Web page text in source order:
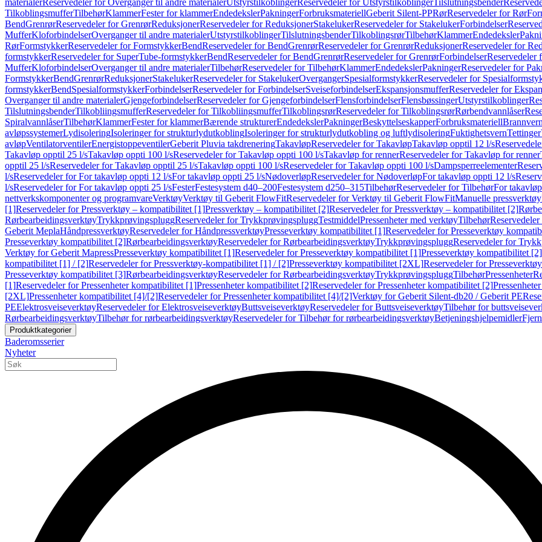
materialerReservedeler for Overganger til andre materialerUtstyrstilkoblingerReservedeler for UtstyrstilkoblingerTilslutningsbender
TilkoblingsmufferTilbehørKlammerFester for klammerEndedekslerPakningerForbruksmateriellGeberit Silent-PPRørReservedeler for Rør
BendGrenrørReservedeler for GrenrørReduksjonerReservedeler for ReduksjonerStakelukerReservedeler for StakelukerForbindelser
MufferKloforbindelserOverganger til andre materialerUtstyrstilkoblingerTilslutningsbenderTilkoblingsrørTilbehørKlammerEndedeksler
RørFormstykkerReservedeler for FormstykkerBendReservedeler for BendGrenrørReservedeler for GrenrørReduksjonerReservedeler for
formstykkerReservedeler for SuperTube-formstykkerBendReservedeler for BendGrenrørReservedeler for GrenrørForbindelserReservedeler
MufferKloforbindelserOverganger til andre materialerTilbehørReservedeler for TilbehørKlammerEndedekslerPakningerReservedeler for
FormstykkerBendGrenrørReduksjonerStakelukerReservedeler for StakelukerOvergangerSpesialformstykkerReservedeler for
formstykkerBendSpesialformstykkerForbindelserReservedeler for ForbindelserSveiseforbindelserEkspansjonsmufferReservedeler for
Overganger til andre materialerGjengeforbindelserReservedeler for GjengeforbindelserFlensforbindelserFlensbøssingerUtstyrstilkoblinger
TilslutningsbenderTilkobliingsmufferReservedeler for TilkobliingsmufferTilkoblingsrørReservedeler for TilkoblingsrørRørbendvannlåser
SpiralvannlåserTilbehørKlammerFester for klammerBærende strukturerEndedekslerPakningerBeskyttelseskapperForbruksmateriell
avløpssystemerLydisoleringIsoleringer for strukturlydutkoblingIsoleringer for strukturlydutkobling og luftlydisoleringFuktighetsvernTettinger
avløpVentilatorventilerEnergistoppeventilerGeberit Pluvia takdreneringTakavløpReservedeler for TakavløpTakavløp opptil 12 l/s
Takavløp opptil 25 l/sTakavløp oppti 100 l/sReservedeler for Takavløp oppti 100 l/sTakavløp for rennerReservedeler for Takavløp for renner
opptil 25 l/sReservedeler for Takavløp opptil 25 l/sTakavløp oppti 100 l/sReservedeler for Takavløp oppti 100 l/sDampsperreelementer
l/sReservedeler for For takavløp oppti 12 l/sFor takavløp oppti 25 l/sNødoverløpReservedeler for NødoverløpFor takavløp oppti 12 l/s
l/sReservedeler for For takavløp oppti 25 l/sFesterFestesystem d40–200Festesystem d250–315TilbehørReservedeler for TilbehørFor takavløp
nettverkskomponenter og programvareVerktøyVerktøy til Geberit FlowFitReservedeler for Verktøy til Geberit FlowFitManuelle pressverktøy
[1]Reservedeler for Pressverktøy – kompatibilitet [1]Pressverktøy – kompatibilitet [2]Reservedeler for Pressverktøy – kompatibilitet [2]
RørbearbeidingsverktøyTrykkprøvingspluggReservedeler for TrykkprøvingspluggTestmiddelPressenheter med verktøyTilbehør
Geberit MeplaHåndpressverktøyReservedeler for HåndpressverktøyPresseverktøy kompatibilitet [1]Reservedeler for Presseverktøy
Presseverktøy kompatibilitet [2]RørbearbeidingsverktøyReservedeler for RørbearbeidingsverktøyTrykkprøvingspluggReservedeler for
Verktøy for Geberit MapressPresseverktøy kompatibilitet [1]Reservedeler for Presseverktøy kompatibilitet [1]Presseverktøy kompatibilitet [2]
kompatibilitet [1] / [2]Reservedeler for Pressverktøy-kompatibilitet [1] / [2]Presseverktøy kompatibilitet [2XL]Reservedeler for
Presseverktøy kompatibilitet [3]RørbearbeidingsverktøyReservedeler for RørbearbeidingsverktøyTrykkprøvingspluggTilbehørPressenheter
[1]Reservedeler for Pressenheter kompatibilitet [1]Pressenheter kompatibilitet [2]Reservedeler for Pressenheter kompatibilitet [2]
[2XL]Pressenheter kompatibilitet [4]/[2]Reservedeler for Pressenheter kompatibilitet [4]/[2]Verktøy for Geberit Silent-db20 / Geberit PE
PEElektrosveiseverktøyReservedeler for ElektrosveiseverktøyButtsveiseverktøyReservedeler for ButtsveiseverktøyTilbehør for
RørbearbeidingsverktøyTilbehør for rørbearbeidingsverktøyReservedeler for Tilbehør for rørbearbeidingsverktøyBetjeningshjelpemidler
Produktkategorier
Baderomsserier
Nyheter